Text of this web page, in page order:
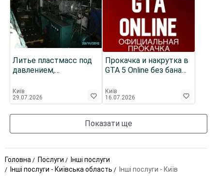
Литье пластмасс под
давлением,
литьевых пресс-форм
Київ
29.07.2026
Прокачка и накрутка в
GTA 5 Online без бана
онлайн
Київ
16.07.2026
Показати ще
Головна Послуги
Інші послуги
Інші послуги - Київська область
Інші послуги - Київ